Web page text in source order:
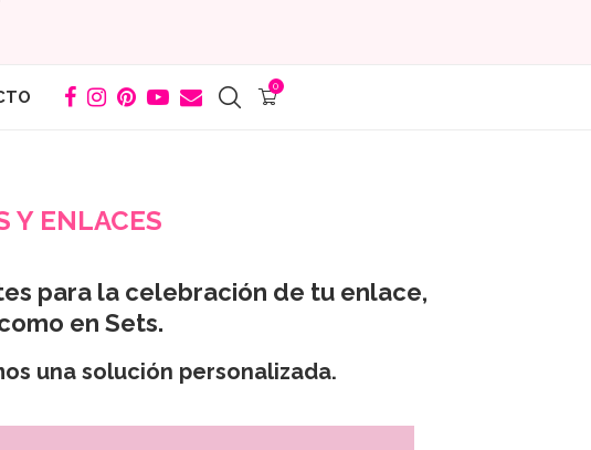
0
Y ENLACES
para la celebración de tu enlace,
en Sets.
una solución personalizada.